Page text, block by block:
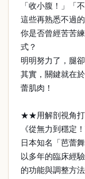
「收小腹！」「
這些再熟悉不過
你是否曾經苦苦
式？
明明努力了，腿
其實，關鍵就在
蕾肌肉！
★★用解剖視角
《從無力到穩定
日本知名「芭蕾
以多年的臨床經
的功能與調整方法